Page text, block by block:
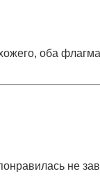
оба
не